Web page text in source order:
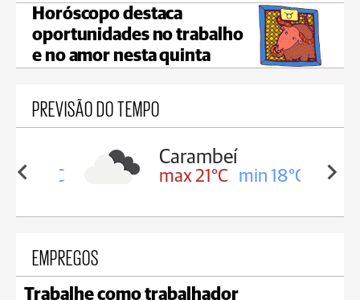
Horóscopo destaca
oportunidades no trabalho
e no amor nesta quinta
PREVISÃO DO TEMPO
19°C
Carambeí
max 21°C min 18°C
EMPREGOS
Trabalhe como trabalhador